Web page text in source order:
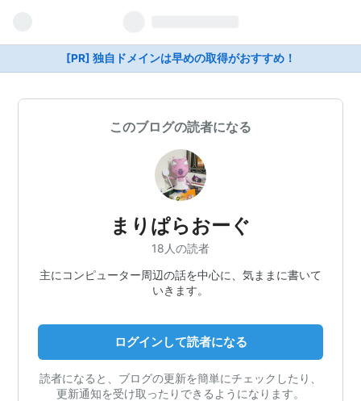
[PR] 独自ドメインは早めの取得がおすすめ！
このブログの読者になる
まりぱらおーぐ
18人の読者
主にコンピューター周辺の話を中心に、気ままに書いて
いきます。
ログインして読者になる
読者になると、ブログの更新を簡単にチェックしたり、
更新通知を受け取ったりできるようになります。